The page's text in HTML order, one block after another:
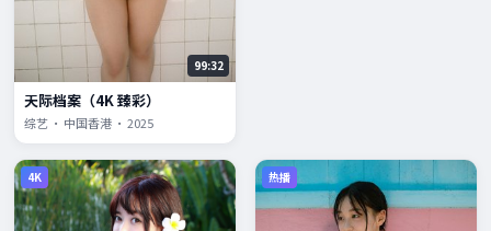
99:32
天际档案（4K 臻彩）
综艺 · 中国香港 · 2025
4K 热播